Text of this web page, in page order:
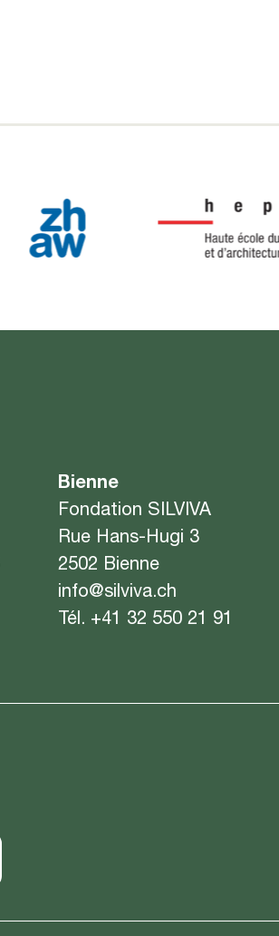
Bienne
Fondation SILVIVA
Rue Hans-Hugi 3
2502 Bienne
info@silviva.ch
Tél. +41 32 550 21 91